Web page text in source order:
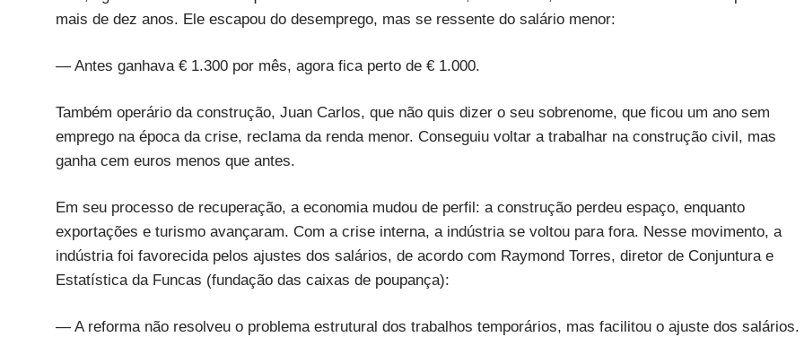
mais de dez anos. Ele escapou do desemprego, mas se ressente do salário menor:
— Antes ganhava € 1.300 por mês, agora fica perto de € 1.000.
Também operário da construção, Juan Carlos, que não quis dizer o seu sobrenome, que ficou um ano sem
emprego na época da crise, reclama da renda menor. Conseguiu voltar a trabalhar na construção civil, mas
ganha cem euros menos que antes.
Em seu processo de recuperação, a economia mudou de perfil: a construção perdeu espaço, enquanto
exportações e turismo avançaram. Com a crise interna, a indústria se voltou para fora. Nesse movimento, a
indústria foi favorecida pelos ajustes dos salários, de acordo com Raymond Torres, diretor de Conjuntura e
Estatística da Funcas (fundação das caixas de poupança):
— A reforma não resolveu o problema estrutural dos trabalhos temporários, mas facilitou o ajuste dos salários.